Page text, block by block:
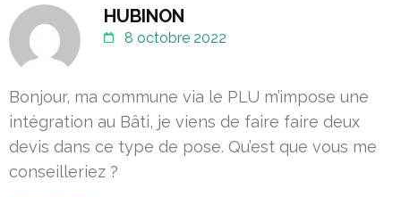
HUBINON
8 octobre 2022
Bonjour, ma commune via le PLU m’impose une
intégration au Bâti, je viens de faire faire deux
devis dans ce type de pose. Qu’est que vous me
conseilleriez ?